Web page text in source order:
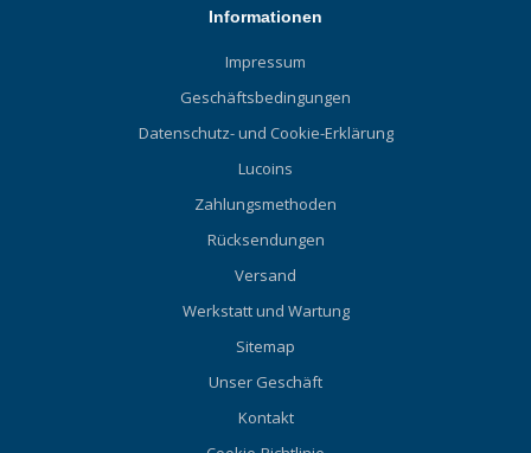
Informationen
Impressum
Geschäftsbedingungen
Datenschutz- und Cookie-Erklärung
Lucoins
Zahlungsmethoden
Rücksendungen
Versand
Werkstatt und Wartung
Sitemap
Unser Geschäft
Kontakt